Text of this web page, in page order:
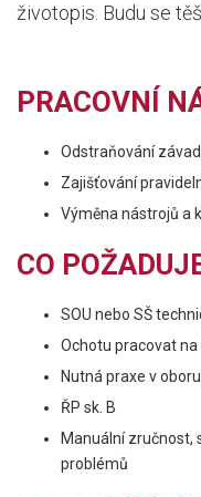
životopis. Budu se
PRACOVNÍ
Odstraňování
Zajišťování
Výměna nástrojů a
CO
SOU nebo SŠ
Ochotu pracovat
Nutná praxe v oboru
ŘP sk. B
Manuální zručnost,
problémů